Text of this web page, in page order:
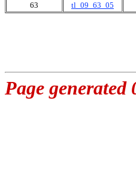
63
tl_09_63_05
Page